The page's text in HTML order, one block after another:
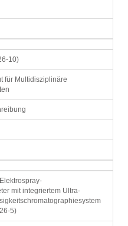
10)
für Multidisziplinäre
mit integriertem Ultra-
5)